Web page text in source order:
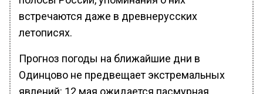
встречаются даже в древнерусских
летописях.
Прогноз погоды на ближайшие дни в
Одинцово не предвещает экстремальных
явлений: 12 мая ожидается пасмурная